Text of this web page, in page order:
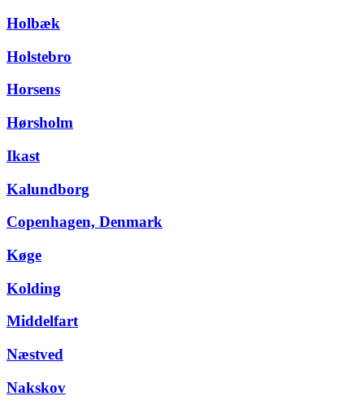
Holbæk
Holstebro
Horsens
Hørsholm
Ikast
Kalundborg
Copenhagen, Denmark
Køge
Kolding
Middelfart
Næstved
Nakskov